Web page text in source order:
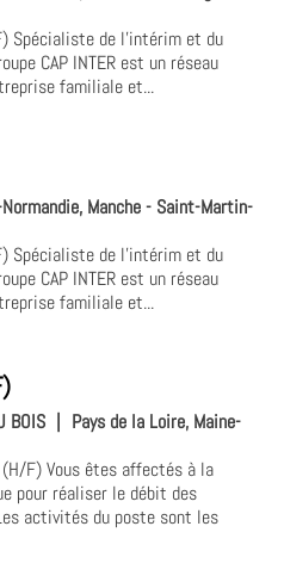
Spécialiste de l'intérim et du
CAP INTER est un réseau
familiale et...
Manche - Saint-Martin-
Spécialiste de l'intérim et du
CAP INTER est un réseau
familiale et...
BOIS
Pays de la Loire, Maine-
(H/F) Vous êtes affectés à la
pour réaliser le débit des
activités du poste sont les